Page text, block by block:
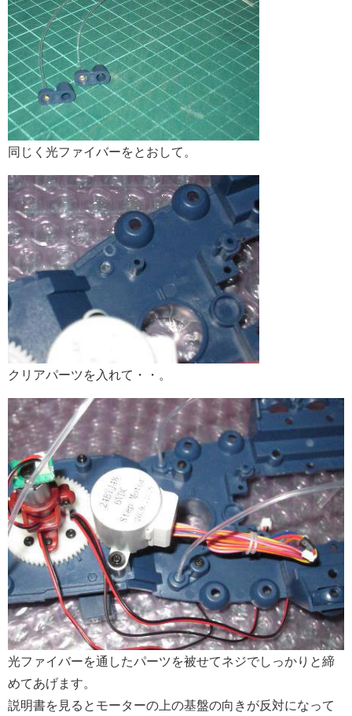
同じく光ファイバーをとおして。
クリアパーツを入れて・・。
光ファイバーを通したパーツを被せてネジでしっかりと締
めてあげます。
説明書を見るとモーターの上の基盤の向きが反対になって